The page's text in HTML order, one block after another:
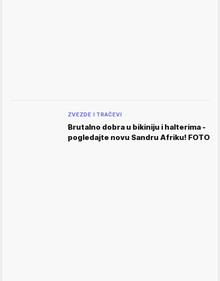
ZVEZDE I TRAČEVI
Brutalno dobra u bikiniju i halterima -
pogledajte novu Sandru Afriku! FOTO